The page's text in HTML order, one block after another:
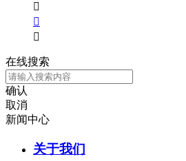



在线搜索
确认
取消
新闻中心
关于我们